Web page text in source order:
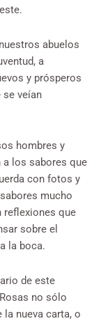
abuelos
a
y prósperos
se veían
hombres y
los sabores que
con fotos y
mucho
reflexiones que
sobre el
la boca.
de este
no sólo
nueva carta, o